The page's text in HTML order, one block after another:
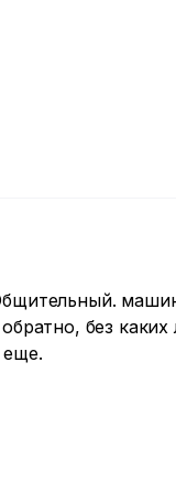
без
еще.